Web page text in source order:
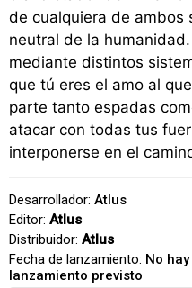
de cualquiera de ambos
neutral de la
mediante distintos
que tú eres el amo al
parte tanto espadas
atacar con todas tus
interponerse en el
Desarrollador: Atlus
Editor: Atlus
Distribuidor: Atlus
Fecha de lanzamiento: No hay
lanzamiento previsto